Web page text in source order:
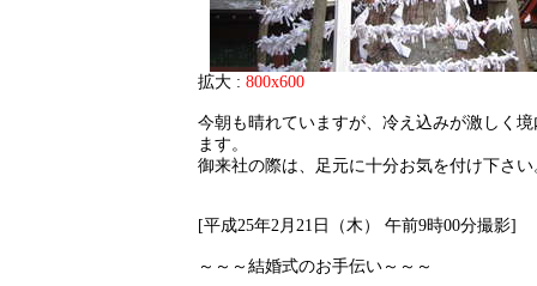
拡大 : 800x600
今朝も晴れていますが、冷え込みが激しく
ます。
御来社の際は、足元に十分お気を付け下さい
[平成25年2月21日（木） 午前9時00分撮影]
～～～結婚式のお手伝い～～～